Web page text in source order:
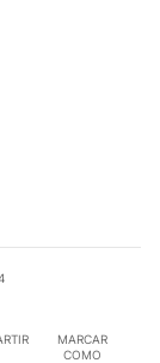
MARCAR
COMO